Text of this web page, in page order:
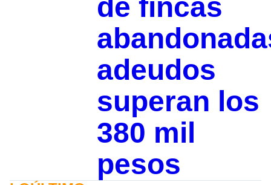
de fincas
adeudos
superan los
380 mil
pesos